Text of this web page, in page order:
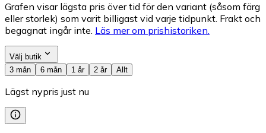
Grafen visar lägsta pris över tid för den variant (såsom färg
eller storlek) som varit billigast vid varje tidpunkt. Frakt och
begagnat ingår inte. Läs mer om prishistoriken.
Välj butik
3 mån
6 mån 1 år 2 år Allt
Lägst nypris just nu